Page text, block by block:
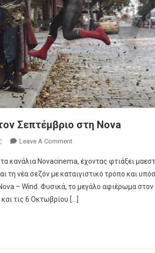
Σεπτέμβριο στη Nova
Leave A CommentOn
Στον
«Spider
Man»
Τον
κανάλια Novacinema, έχοντας φτιάξει
τη νέα σεζόν με καταιγιστικό τρόπο και
– Wind. Φυσικά, το μεγάλο αφιέρωμα στον
τις 6 Οκτωβρίου […]